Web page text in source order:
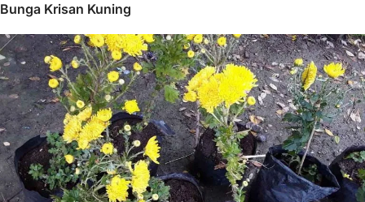
Bunga Krisan Kuning